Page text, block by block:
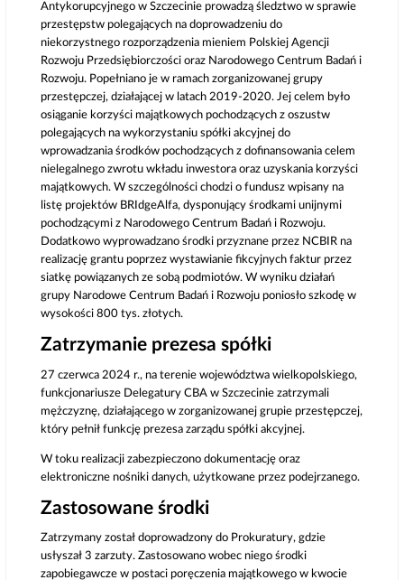
Antykorupcyjnego w Szczecinie prowadzą śledztwo w sprawie
przestępstw polegających na doprowadzeniu do
niekorzystnego rozporządzenia mieniem Polskiej Agencji
Rozwoju Przedsiębiorczości oraz Narodowego Centrum Badań i
Rozwoju. Popełniano je w ramach zorganizowanej grupy
przestępczej, działającej w latach 2019-2020. Jej celem było
osiąganie korzyści majątkowych pochodzących z oszustw
polegających na wykorzystaniu spółki akcyjnej do
wprowadzania środków pochodzących z dofinansowania celem
nielegalnego zwrotu wkładu inwestora oraz uzyskania korzyści
majątkowych. W szczególności chodzi o fundusz wpisany na
listę projektów BRIdgeAlfa, dysponujący środkami unijnymi
pochodzącymi z Narodowego Centrum Badań i Rozwoju.
Dodatkowo wyprowadzano środki przyznane przez NCBIR na
realizację grantu poprzez wystawianie fikcyjnych faktur przez
siatkę powiązanych ze sobą podmiotów. W wyniku działań
grupy Narodowe Centrum Badań i Rozwoju poniosło szkodę w
wysokości 800 tys. złotych.
Zatrzymanie prezesa spółki
27 czerwca 2024 r., na terenie województwa wielkopolskiego,
funkcjonariusze Delegatury CBA w Szczecinie zatrzymali
mężczyznę, działającego w zorganizowanej grupie przestępczej,
który pełnił funkcję prezesa zarządu spółki akcyjnej.
W toku realizacji zabezpieczono dokumentację oraz
elektroniczne nośniki danych, użytkowane przez podejrzanego.
Zastosowane środki
Zatrzymany został doprowadzony do Prokuratury, gdzie
usłyszał 3 zarzuty. Zastosowano wobec niego środki
zapobiegawcze w postaci poręczenia majątkowego w kwocie